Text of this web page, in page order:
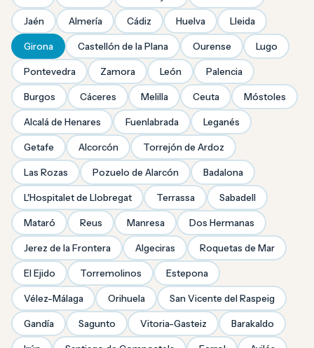
Jaén Almería Cádiz Huelva Lleida
Girona Castellón de la Plana Ourense Lugo
Pontevedra Zamora León Palencia
Burgos Cáceres Melilla Ceuta Móstoles
Alcalá de Henares Fuenlabrada Leganés
Getafe Alcorcón Torrejón de Ardoz
Las Rozas Pozuelo de Alarcón Badalona
L'Hospitalet de Llobregat Terrassa Sabadell
Mataró Reus Manresa Dos Hermanas
Jerez de la Frontera Algeciras Roquetas de Mar
El Ejido Torremolinos Estepona
Vélez-Málaga Orihuela San Vicente del Raspeig
Gandía Sagunto Vitoria-Gasteiz Barakaldo